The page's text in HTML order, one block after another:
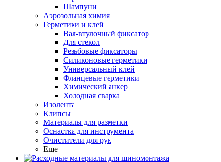
Шампуни
Аэрозольная химия
Герметики и клей
Вал-втулочный фиксатор
Для стекол
Резьбовые фиксаторы
Силиконовые герметики
Универсальный клей
Фланцевые герметики
Химический анкер
Холодная сварка
Изолента
Клипсы
Материалы для разметки
Оснастка для инструмента
Очистители для рук
Еще